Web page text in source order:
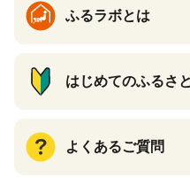
ふるラボとは
はじめてのふるさ
よくあるご質問